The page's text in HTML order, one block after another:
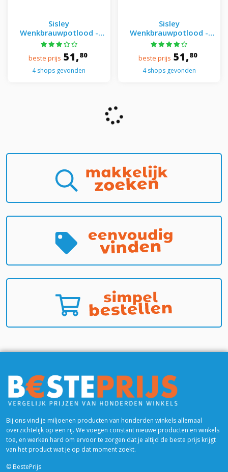
Sisley
Wenkbrauwpotlood -
Phyto-sourcil Perfect
Wenkbrauwpotlood 02
Chatain
beste prijs 51,80
4 shops gevonden
Sisley
Wenkbrauwpotlood -
Phyto-sourcil Perfect
Wenkbrauwpotlood 03
Brun
beste prijs 51,80
4 shops gevonden
Bij ons vind je miljoenen producten van honderden winkels allemaal
overzichtelijk op een rij. We voegen constant nieuwe producten en winkels
toe, en werken hard om ervoor te zorgen dat je altijd de beste prijs krijgt
van het product wat je op dat moment zoekt.
© BestePrijs